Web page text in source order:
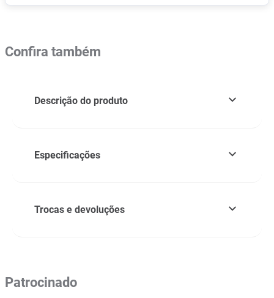
Confira também
Descrição do produto
Especificações
Trocas e devoluções
Patrocinado